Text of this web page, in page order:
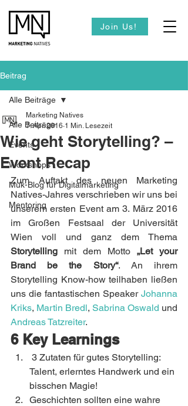
Join Us!
Beitrag
Alle Beiträge
Events
Workshops
Muk-Blog für Digitalmarketing
Mentoring
Alle Beiträge
Wie geht Storytelling? –
Event Recap
Marketing Natives
7. Apr. 2016 1 Min. Lesezeit
Zum Auftakt des neuen Marketing
Natives-Jahres verschrieben wir uns bei
unserem ersten Event am 3. März 2016
im Großen Festsaal der Universität
Storytelling mit dem Motto „Let your
Brand be the Story“. An ihrem
Storytelling Know-how teilhaben ließen
uns die fantastischen Speaker Johanna
Kriks, Martin Bredl, Sabrina Oswald
Andreas Tatzreiter.
6 Key Learnings
3 Zutaten für gutes Storytelling:
Talent, erlerntes Handwerk und ein
bisschen Magie!
Geschichten sollten eine wahre